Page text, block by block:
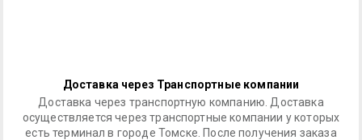
Доставка через Транспортные компании
Доставка через транспортную компанию. Доставка
осуществляется через транспортные компании у которых
есть терминал в городе Томске. После получения заказа